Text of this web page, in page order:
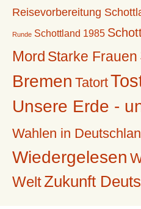
Reisevorbereitung
Runde Schottland 1985
Mord Starke Frauen
Bremen Tatort
Unsere Erde -
Wahlen in
Wiedergelesen
WeltZukunft